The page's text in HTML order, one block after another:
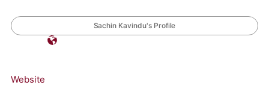
Sachin Kavindu's Profile
Website